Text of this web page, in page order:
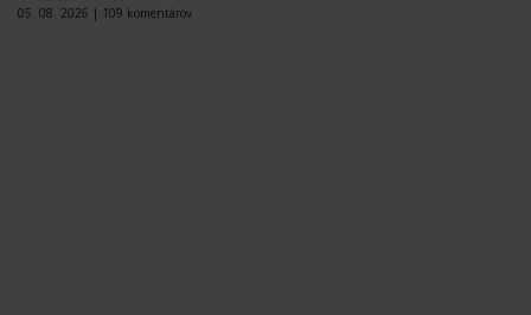
05. 08. 2026 | 109 komentárov